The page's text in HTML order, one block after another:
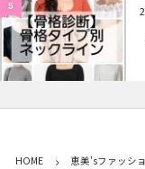
5
HOME 恵美'sファッシ